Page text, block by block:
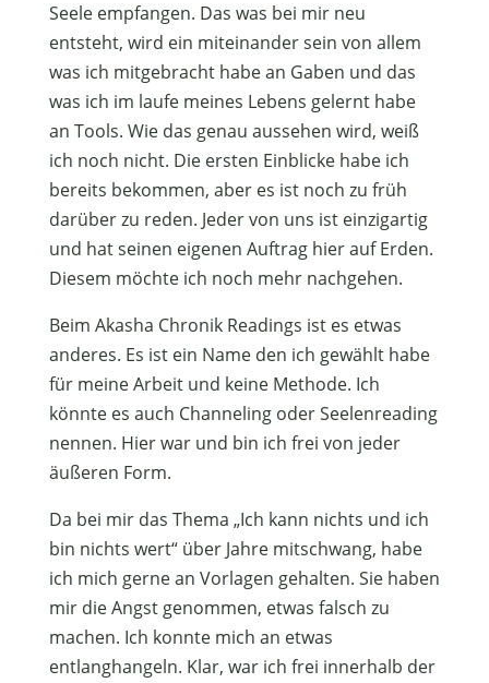
Seele empfangen. Das was bei mir neu
entsteht, wird ein miteinander sein von allem
was ich mitgebracht habe an Gaben und das
was ich im laufe meines Lebens gelernt habe
an Tools. Wie das genau aussehen wird, weiß
ich noch nicht. Die ersten Einblicke habe ich
bereits bekommen, aber es ist noch zu früh
darüber zu reden. Jeder von uns ist einzigartig
und hat seinen eigenen Auftrag hier auf Erden.
Diesem möchte ich noch mehr nachgehen.
Beim Akasha Chronik Readings ist es etwas
anderes. Es ist ein Name den ich gewählt habe
für meine Arbeit und keine Methode. Ich
könnte es auch Channeling oder Seelenreading
nennen. Hier war und bin ich frei von jeder
äußeren Form.
Da bei mir das Thema „Ich kann nichts und ich
bin nichts wert“ über Jahre mitschwang, habe
ich mich gerne an Vorlagen gehalten. Sie haben
mir die Angst genommen, etwas falsch zu
machen. Ich konnte mich an etwas
entlanghangeln. Klar, war ich frei innerhalb der